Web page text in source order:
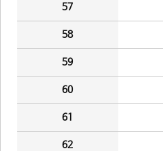
57
58
59
60
61
62